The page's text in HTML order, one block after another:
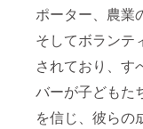
ポーター、農業
そしてボランテ
されており、す
バーが子どもた
を信じ、彼らの